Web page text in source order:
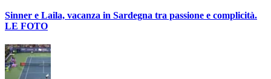
Sinner e Laila, vacanza in Sardegna tra passione e complicità.
LE FOTO